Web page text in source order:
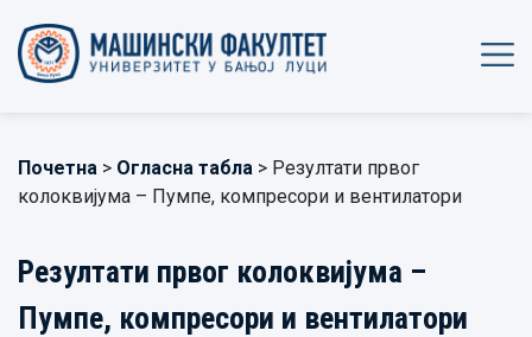
Почетна > Огласна табла > Резултати првог
колоквијума – Пумпе, компресори и вентилатори
Резултати првог колоквијума –
Пумпе, компресори и вентилатори